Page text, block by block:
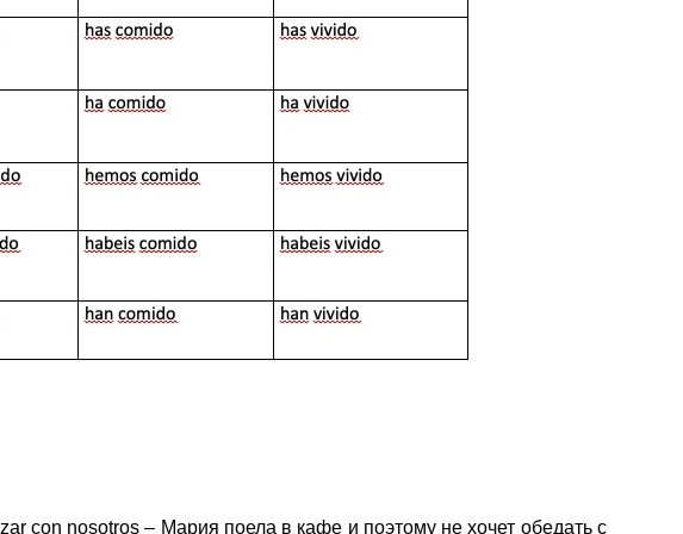
con nosotros – Мария поела в кафе и поэтому не хочет обедать с